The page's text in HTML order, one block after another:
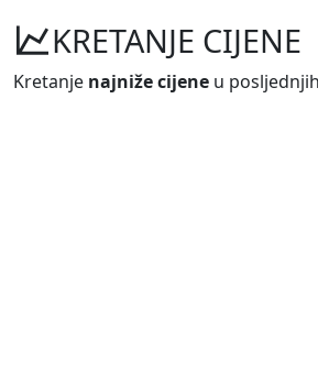
KRETANJE CIJENE
Kretanje najniže cijene u